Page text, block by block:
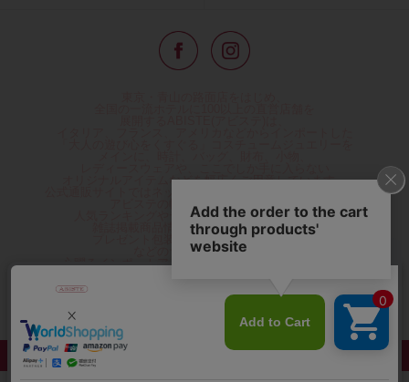
オリジナルアイテムなどを幅広くご用意しています。
アビステの幅広い商品を取り揃え、
人気ランキングやテレビなどメディア着用商品、
雑誌掲載商品情報を紹介するコンテンツ、
プレゼント包装無料や独自のポイント還元
などのサービスをご提供。
心躍るインポートアクセサリーや時計、小物などで、
夢やときめきを与えられるよう願っています。
◆ギフトラッピング無料/11,000円以上のご注文で送料無料◆
©ABISTE WEB SHOP